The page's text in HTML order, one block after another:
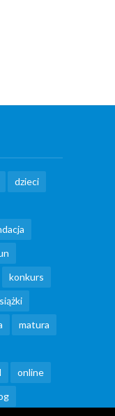
dzieci
konkurs
matura
online